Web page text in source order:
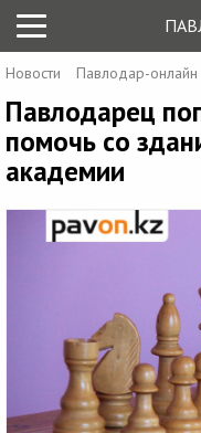
Новости Павлодар-онлайн
Павлодарец
помочь со
академии